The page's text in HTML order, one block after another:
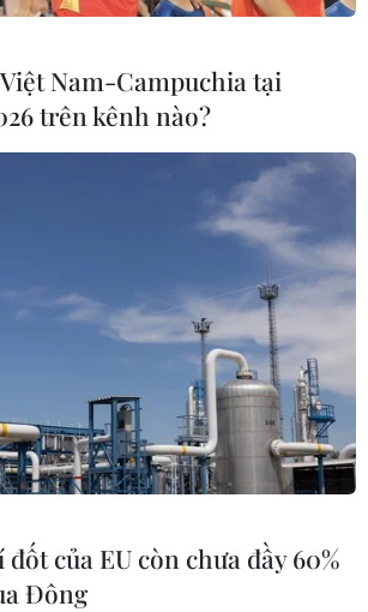
giữ đối tượng trốn lệnh truy
năm
Thị Thu bị khởi tố về hành vi trộm
Phường 3 (Tây Ninh) nhưng được tại
con nhỏ, sau đó đối tượng đã bỏ
Nam-Campuchia tại
trên kênh nào?
của EU còn chưa đầy 60%
Đông